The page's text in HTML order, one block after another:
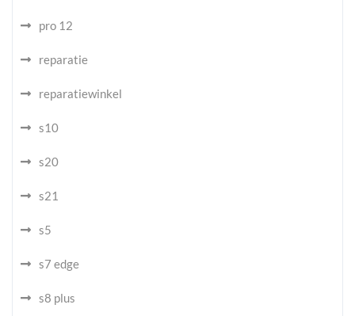
pro 12
reparatie
reparatiewinkel
s10
s20
s21
s5
s7 edge
s8 plus